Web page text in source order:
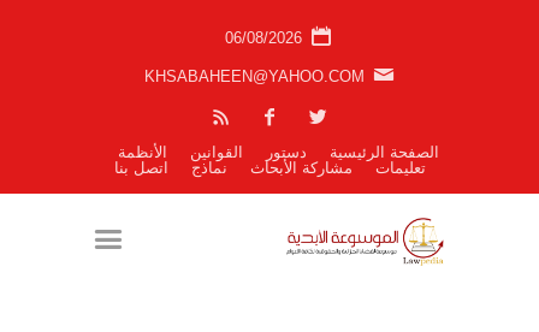
06/08/2026
KHSABAHEEN@YAHOO.COM
الصفحة الرئيسية دستور القوانين
الأنظمة
تعليمات
مشاركة الأبحاث نماذج اتصل بنا